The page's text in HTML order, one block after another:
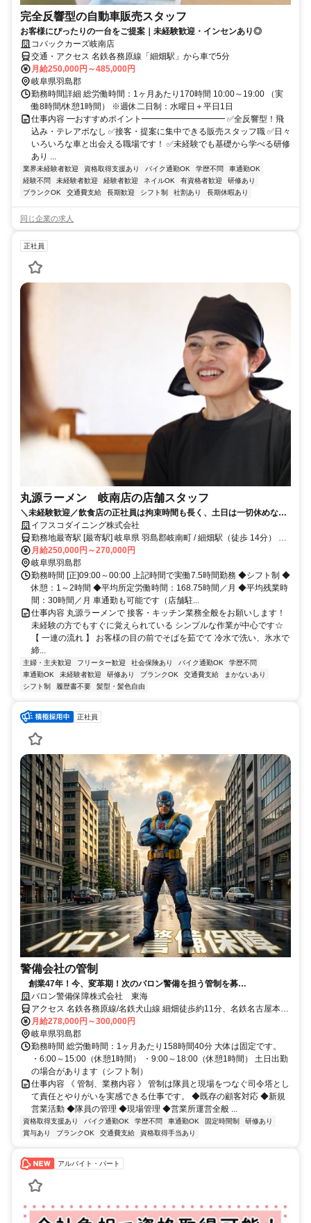
完全反響型の自動車販売スタッフ
お客様にぴったりの一台をご提案｜未経験歓迎・インセンあり◎
コバックカーズ岐南店
交通・アクセス 名鉄各務原線「細畑駅」から車で5分
月給250,000円～485,000円
岐阜県羽島郡
勤務時間詳細 総労働時間：1ヶ月あたり170時間 10:00～19:00 （実
働8時間/休憩1時間） ※週休二日制：水曜日＋平日1日
仕事内容 ━おすすめポイント━━━━━━━━━━ ✅全反響型！飛
込み・テレアポなし ✅接客・提案に集中できる販売スタッフ職 ✅日々
いろいろな車と出会える職場です！ ✅未経験でも基礎から学べる研修
あり ...
業界未経験者歓迎 資格取得支援あり バイク通勤OK 学歴不問
車通勤OK
経験不問
未経験者歓迎 経験者歓迎 ネイルOK 有資格者歓迎
研修あり
ブランクOK
交通費支給 長期歓迎 シフト制 社割あり 長期休暇あり
同じ企業の求人
正社員
丸源ラーメン 岐南店の店舗スタッフ
＼未経験歓迎／飲食店の正社員は拘束時間も長く、土日は一切休めなく
て大変そう…。そんなイメージが一気に変わる！ライフステージによっ
て柔軟に働けるセルフサービスのそば屋で正社員として働きませんか？
イフスコダイニング株式会社
勤務地最寄駅 [最寄駅] 岐阜県 羽島郡岐南町 / 細畑駅（徒歩 14分） ほ
か
月給250,000円～270,000円
岐阜県羽島郡
勤務時間 [正]09:00～00:00 上記時間で実働7.5時間勤務 ◆シフト制 ◆
休憩：1～2時間 ◆平均所定労働時間：168.75時間／月 ◆平均残業時
間：30時間／月 車通勤も可能です（店舗駐...
仕事内容 丸源ラーメンで 接客・キッチン業務全般をお願いします！
未経験の方でもすぐに覚えられている シンプルな作業が中心です☆
【 一連の流れ 】 お客様の目の前でそばを茹でて 冷水で洗い、氷水で
締...
主婦・主夫歓迎 フリーター歓迎 社会保険あり バイク通勤OK
学歴不問
車通勤OK
未経験者歓迎 研修あり ブランクOK 交通費支給
まかないあり
シフト制
履歴書不要 髪型・髪色自由
正社員
警備会社の管制
創業47年！今、変革期！次のバロン警備を担う管制を募
集！
◆◆「会社を良くした
い」という思いのある方、一緒にアップデートしませんか！◆◆
バロン警備保障株式会社 東海
アクセス 名鉄各務原線/名鉄犬山線 細畑徒歩約11分、名鉄名古屋本線/
名鉄空港線 岐南西口徒歩約19分、名鉄名古屋本線/名鉄空港線 茶所名
古屋方面口徒歩約19分
月給278,000円～300,000円
岐阜県羽島郡
勤務時間 総労働時間：1ヶ月あたり158時間40分 大体は固定です。
・6:00～15:00（休憩1時間） ・9:00～18:00（休憩1時間） 土日出勤
の場合があります（シフト制）
仕事内容 《 管制、業務内容 》 管制は隊員と現場をつなぐ司令塔とし
て責任とやりがいを実感できる仕事です。 ◆既存の顧客対応 ◆新規
営業活動 ◆隊員の管理 ◆現場管理 ◆営業所運営全般 ...
資格取得支援あり バイク通勤OK 学歴不問 車通勤OK 固定時間制
研修あり
賞与あり
ブランクOK 交通費支給 資格取得手当あり
アルバイト・パート